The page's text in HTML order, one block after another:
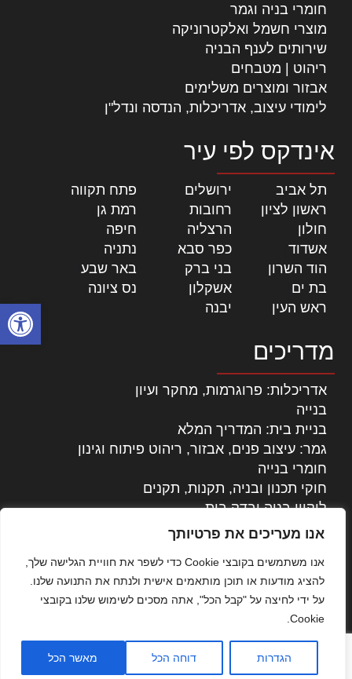
פתח
אנו מעריכים את פרטיותך
אנו משתמשים בקובצי Cookie כדי לשפר את חוויית הגלישה שלך,
להציג מודעות או תוכן מותאמים אישית ולנתח את התנועה שלנו.
על ידי לחיצה על "קבל הכל", אתה מסכים לשימוש שלנו בקובצי
Cookie.
הגדרות דוחה הכל מאשר הכל
חומרי בניה וגמר
מוצרי חשמל ואלקטרוניקה
שירותים לענף הבניה
ריהוט | מטבחים
אבזור ומוצרים משלימים
לימודי עיצוב, אדריכלות, הנדסה ונדל"ן
אינדקס לפי עיר
תל אביב ירושלים פתח תקווה
ראשון לציון
רחובות רמת גן
חולון
הרצליה חיפה
אשדוד
כפר סבא נתניה
הוד השרון
בני ברק באר שבע
בת ים
אשקלון נס ציונה
ראש העין
יבנה
מדריכים
אדריכלות: פרוגרמות, מחקר ועיון
בנייה
בניית בית: המדריך המלא
גמר: עיצוב פנים, אבזור, ריהוט פיתוח וגינון
חומרי בנייה
חוקי תכנון ובניה, תקנות, תקנים
ליקויי בניה ובדק בית
נדל"ן: זכויות, אגרות ועסקאות
עקרונות ניהול אחזקה מתקדמות
צילום אדריכלי
שיווק נדלן
שיטות בניה: מפרטים והמלצות
תוכן שיווקי